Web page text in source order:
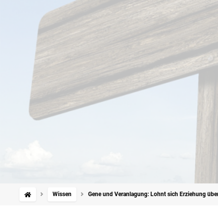
Wissen Gene und Veranlagung: Lohnt sich Erziehung